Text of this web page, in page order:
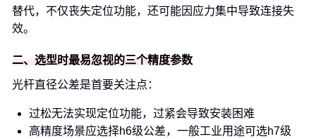
替代，不仅丧失定位功能，还可能因应力集中导致连接失
效。
二、选型时最易忽视的三个精度参数
光杆直径公差是首要关注点：
过松无法实现定位功能，过紧会导致安装困难
高精度场景应选择h6级公差，一般工业用途可选h7级